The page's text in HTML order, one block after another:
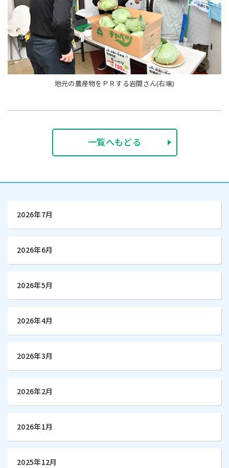
地元の農産物をＰＲする岩間さん(右端)
一覧へもどる
2026年7月
2026年6月
2026年5月
2026年4月
2026年3月
2026年2月
2026年1月
2025年12月